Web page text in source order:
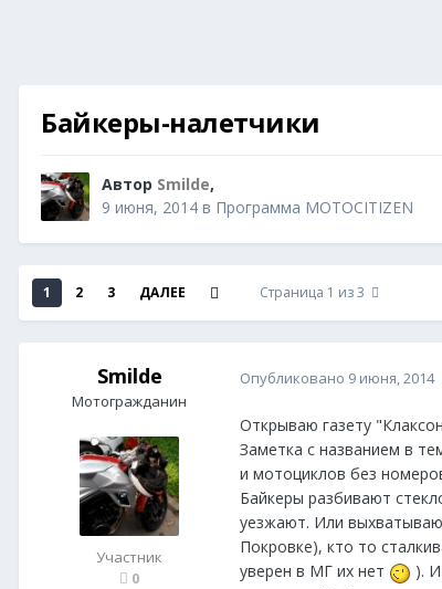
Байкеры-налетчики
Автор Smilde,
9 июня, 2014 в Программа MOTOCITIZEN
1 2 3 ДАЛЕЕ Страница 1 из 3
Smilde
Мотогражданин
Участник
0
Опубликовано 9 июня, 2014
Открываю газету
Заметка с названием в
и мотоциклов без
Байкеры разбивают
уезжают. Или
Покровке), кто то
уверен в МГ их нет
).